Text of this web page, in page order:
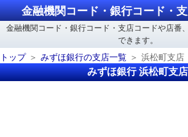
金融機関コード・銀行コード・
金融機関コード・銀行コード・支店コードや店番
できます。
トップ
みずほ銀行の支店一覧 浜松町支店
みずほ銀行 浜松町支店